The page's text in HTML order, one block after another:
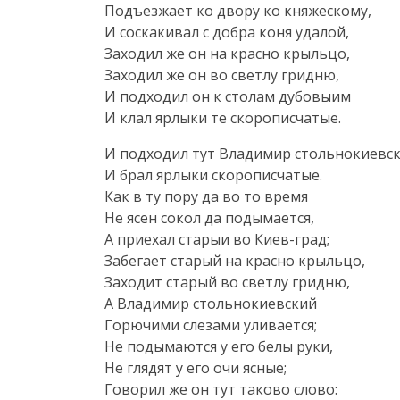
Подъезжает ко двору ко княжескому,
И соскакивал с добра коня удалой,
Заходил же он на красно крыльцо,
Заходил же он во светлу гридню,
И подходил он к столам дубовыим
И клал ярлыки те скорописчатые.
И подходил тут Владимир
И брал ярлыки скорописчатые.
Как в ту пору да во то время
Не ясен сокол да подымается,
А приехал старыи во Киев-град;
Забегает старый на красно крыльцо,
Заходит старый во светлу гридню,
А Владимир стольнокиевский
Горючими слезами уливается;
Не подымаются у его белы руки,
Не глядят у его очи ясные;
Говорил же он тут таково слово: